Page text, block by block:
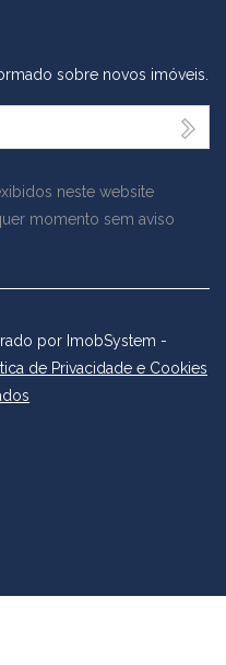
sobre novos imóveis.
neste website
momento sem aviso
por ImobSystem -
de Privacidade e Cookies